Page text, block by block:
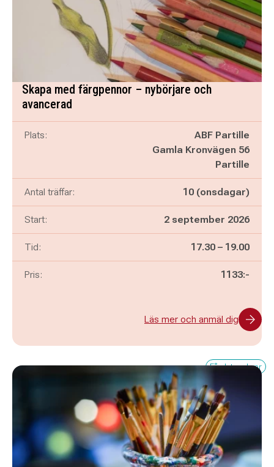
Skapa med färgpennor – nybörjare och
avancerad
Plats:
ABF Partille
Gamla Kronvägen 56
Partille
Antal träffar: 10 (onsdagar)
Start: 2 september 2026
Tid: Pågår mellan
17.30 – och
19.00
Pris: 1133:-
Läs mer och anmäl dig
Få platser kvar